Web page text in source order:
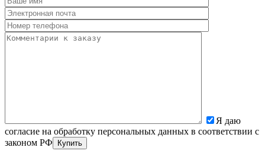
Я даю
согласие на обработку персональных данных в соответствии с
законом РФ